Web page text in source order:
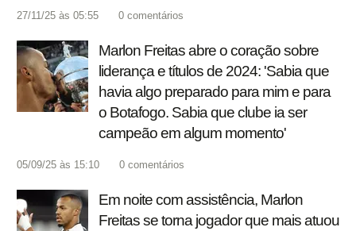
27/11/25 às 05:55 0 comentários
Marlon Freitas abre o coração sobre
liderança e títulos de 2024: 'Sabia que
havia algo preparado para mim e para
o Botafogo. Sabia que clube ia ser
campeão em algum momento'
05/09/25 às 15:10 0 comentários
Em noite com assistência, Marlon
Freitas se torna jogador que mais atuou